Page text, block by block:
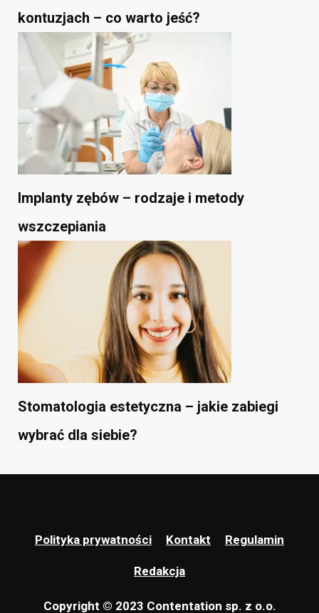
kontuzjach – co warto jeść?
Implanty zębów – rodzaje i metody
wszczepiania
Stomatologia estetyczna – jakie zabiegi
wybrać dla siebie?
Polityka prywatności Kontakt Regulamin
Redakcja
Copyright © 2023 Contentation sp. z o.o.